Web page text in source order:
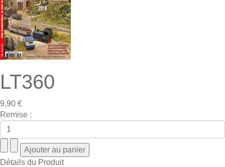
LT360
9,90 €
Remise :
Détails du Produit